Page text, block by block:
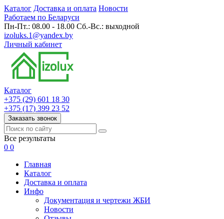
Каталог Доставка и оплата Новости
Работаем по Беларуси
Пн-Пт.: 08.00 - 18.00 Сб.-Вс.: выходной
izoluks.1@yandex.by
Личный кабинет
Каталог
+375 (29) 601 18 30
+375 (17) 399 23 52
Заказать звонок
Все результаты
0 0
Главная
Каталог
Доставка и оплата
Инфо
Документация и чертежи ЖБИ
Новости